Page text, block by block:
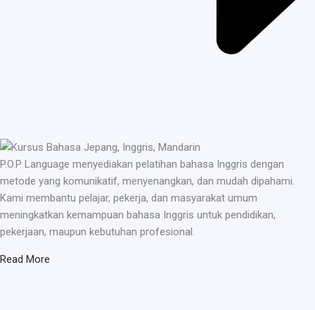
P.O.P Language menyediakan pelatihan bahasa Inggris dengan
metode yang komunikatif, menyenangkan, dan mudah dipahami.
Kami membantu pelajar, pekerja, dan masyarakat umum
meningkatkan kemampuan bahasa Inggris untuk pendidikan,
pekerjaan, maupun kebutuhan profesional.
Read More